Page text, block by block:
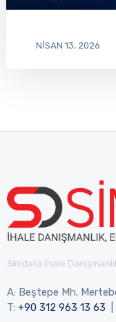
NISAN 13, 2026
Simdata İhale
A: Beştepe Mh.
T: +90 312 963 13 63 |